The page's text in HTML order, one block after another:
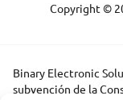
Copyright ©
Binary Electronic
subvención de la